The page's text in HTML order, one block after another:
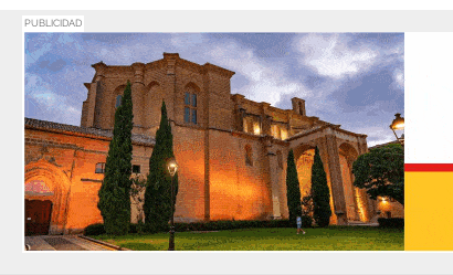
PUBLICIDAD